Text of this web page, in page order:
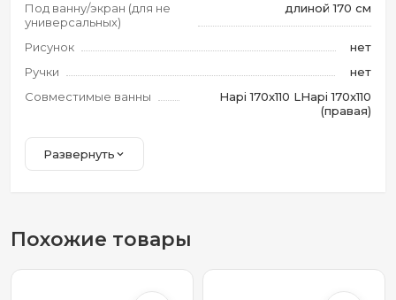
Под ванну/экран (для не
универсальных)
длиной 170 см
Рисунок
нет
Ручки
нет
Совместимые ванны
Hapi 170x110 LHapi 170x110
(правая)
Развернуть
Похожие товары